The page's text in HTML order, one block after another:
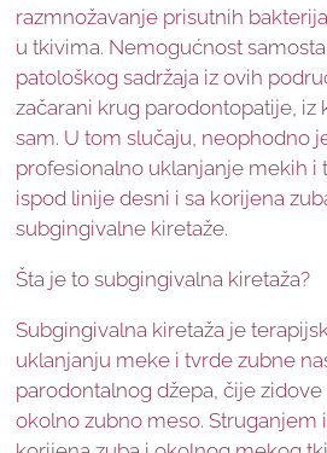
razmnožavanje prisutnih
u tkivima. Nemogućnost
patološkog sadržaja iz ovih
začarani krug parodontopatije, iz
sam. U tom slučaju, neophodno
profesionalno uklanjanje mekih i
ispod linije desni i sa korijena
subgingivalne kiretaže.
Šta je to subgingivalna kiretaža?
Subgingivalna kiretaža je
uklanjanju meke i tvrde zubne
parodontalnog džepa, čije
okolno zubno meso.